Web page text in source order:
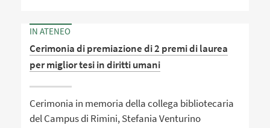
IN ATENEO
Cerimonia di premiazione di 2 premi di laurea
per miglior tesi in diritti umani
Cerimonia in memoria della collega bibliotecaria
del Campus di Rimini, Stefania Venturino